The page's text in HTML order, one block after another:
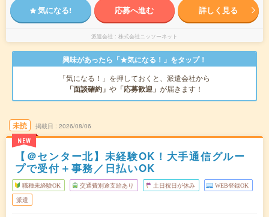
気になる! 応募へ進む 詳しく見る
派遣会社 株式会社ニッソーネット
興味があったら「★気になる！」をタップ！
「気になる！」を押しておくと、派遣会社から
「面談確約」 や 「応募歓迎」 が届きます！
未読
NEW
掲載日 2026/08/06
【＠センター北】未経験OK！大手通信グルー
プで受付＋事務／日払いOK
職種未経験OK 交通費別途支給あり 土日祝日が休み WEB登録OK
派遣